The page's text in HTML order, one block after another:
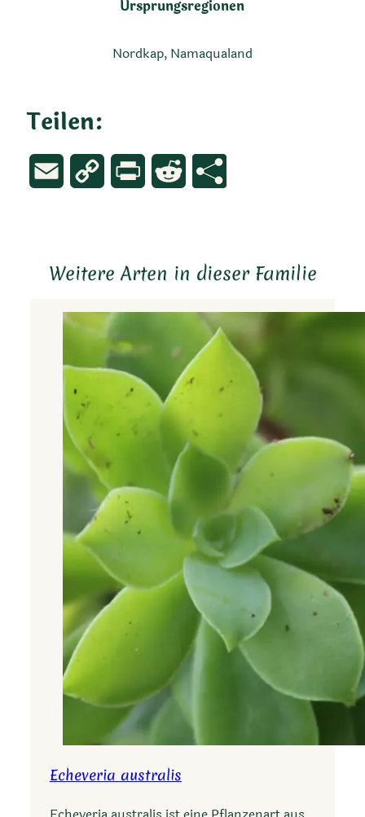
Ursprungsregionen
Nordkap, Namaqualand
Teilen:
Email
Copy
Print Reddit
Weitere Arten in dieser Familie
Echeveria australis